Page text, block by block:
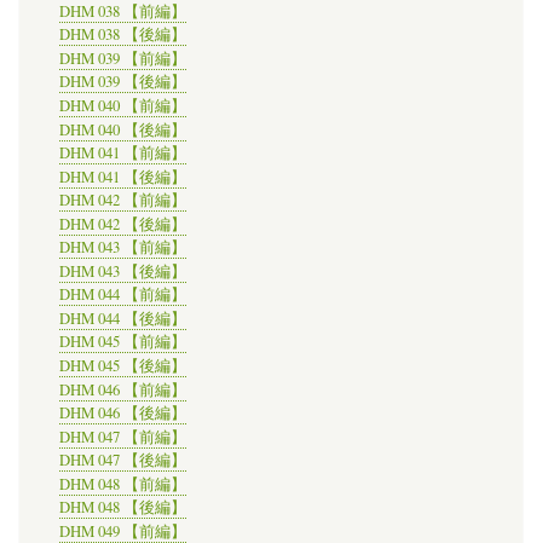
DHM 038 【前編】
DHM 038 【後編】
DHM 039 【前編】
DHM 039 【後編】
DHM 040 【前編】
DHM 040 【後編】
DHM 041 【前編】
DHM 041 【後編】
DHM 042 【前編】
DHM 042 【後編】
DHM 043 【前編】
DHM 043 【後編】
DHM 044 【前編】
DHM 044 【後編】
DHM 045 【前編】
DHM 045 【後編】
DHM 046 【前編】
DHM 046 【後編】
DHM 047 【前編】
DHM 047 【後編】
DHM 048 【前編】
DHM 048 【後編】
DHM 049 【前編】